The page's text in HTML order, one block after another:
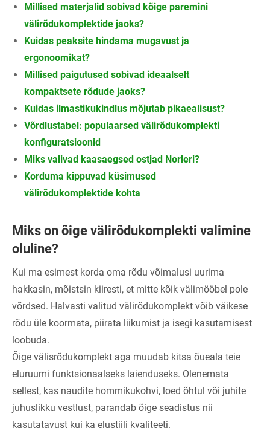
Millised materjalid sobivad kõige paremini
välirõdukomplektide jaoks?
Kuidas peaksite hindama mugavust ja
ergonoomikat?
Millised paigutused sobivad ideaalselt
kompaktsete rõdude jaoks?
Kuidas ilmastikukindlus mõjutab pikaealisust?
Võrdlustabel: populaarsed välirõdukomplekti
konfiguratsioonid
Miks valivad kaasaegsed ostjad Norleri?
Korduma kippuvad küsimused
välirõdukomplektide kohta
Miks on õige välirõdukomplekti valimine
oluline?
Kui ma esimest korda oma rõdu võimalusi uurima
hakkasin, mõistsin kiiresti, et mitte kõik välimööbel pole
võrdsed. Halvasti valitud välirõdukomplekt võib väikese
rõdu üle koormata, piirata liikumist ja isegi kasutamisest
loobuda.
Õige välisrõdukomplekt aga muudab kitsa õueala teie
eluruumi funktsionaalseks laienduseks. Olenemata
sellest, kas naudite hommikukohvi, loed õhtul või juhite
juhuslikku vestlust, parandab õige seadistus nii
kasutatavust kui ka elustiili kvaliteeti.